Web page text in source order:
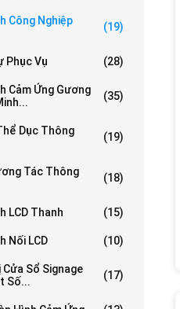
Công Nghiệp
(19)
Phục Vụ (28)
Cảm Ứng Gương
(35)
Dục Thông
(19)
Tác Thông
(18)
LCD Thanh (15)
Nối LCD (10)
Cửa Sổ Signage
Số...
(17)